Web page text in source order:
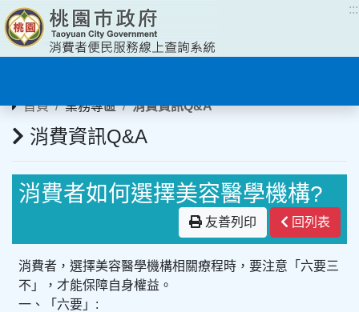
:::
首頁 業務專區 消費資訊Q&A
消費資訊Q&A
消費者如何選擇美容醫學機構?
友善列印 回列表
消費者，選擇美容醫學機構相關療程時，要注意「六要三
不」，才能保障自身權益。
一、「六要」: